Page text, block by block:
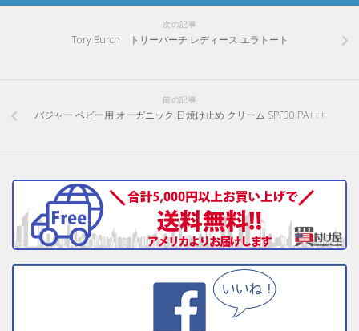
次の記事
Tory Burch トリーバーチ レディース エラトート
前の記事
バジャー ベビー用 オーガニック 日焼け止め クリーム SPF30 PA+++